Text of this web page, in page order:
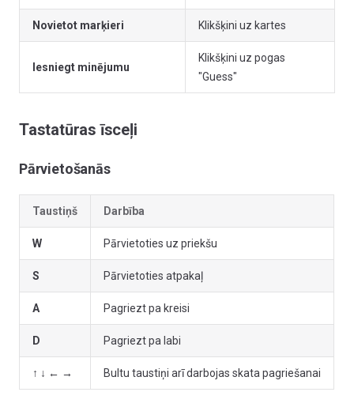
Novietot marķieri Klikšķini uz kartes
Iesniegt minējumu
Klikšķini uz pogas
"Guess"
Tastatūras īsceļi
Pārvietošanās
Taustiņš Darbība
W Pārvietoties uz priekšu
S Pārvietoties atpakaļ
A Pagriezt pa kreisi
D Pagriezt pa labi
↑ ↓ ← → Bultu taustiņi arī darbojas skata pagriešanai